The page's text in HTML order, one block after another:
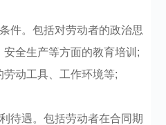
件。包括对劳动者的政治思
全生产等方面的教育培训;
动工具、工作环境等;
待遇。包括劳动者在合同期